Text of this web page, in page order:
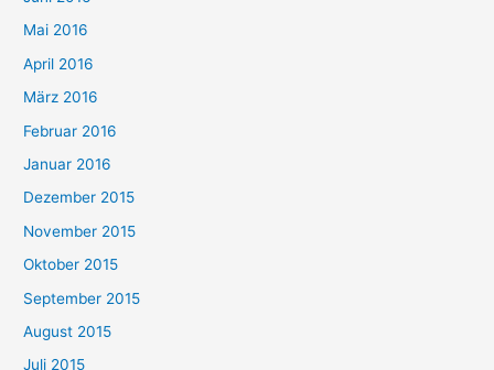
Mai 2016
April 2016
März 2016
Februar 2016
Januar 2016
Dezember 2015
November 2015
Oktober 2015
September 2015
August 2015
Juli 2015